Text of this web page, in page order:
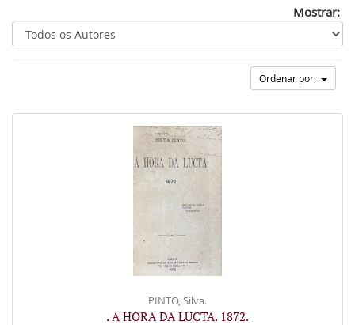
Mostrar:
Ordenar por
PINTO, Silva.
. A HORA DA LUCTA. 1872.